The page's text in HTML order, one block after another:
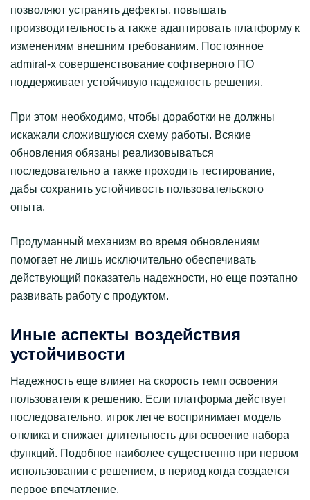
позволяют устранять дефекты, повышать
производительность а также адаптировать платформу к
изменениям внешним требованиям. Постоянное
admiral-x совершенствование софтверного ПО
поддерживает устойчивую надежность решения.
При этом необходимо, чтобы доработки не должны
искажали сложившуюся схему работы. Всякие
обновления обязаны реализовываться
последовательно а также проходить тестирование,
дабы сохранить устойчивость пользовательского
опыта.
Продуманный механизм во время обновлениям
помогает не лишь исключительно обеспечивать
действующий показатель надежности, но еще поэтапно
развивать работу с продуктом.
Иные аспекты воздействия
устойчивости
Надежность еще влияет на скорость темп освоения
пользователя к решению. Если платформа действует
последовательно, игрок легче воспринимает модель
отклика и снижает длительность для освоение набора
функций. Подобное наиболее существенно при первом
использовании с решением, в период когда создается
первое впечатление.